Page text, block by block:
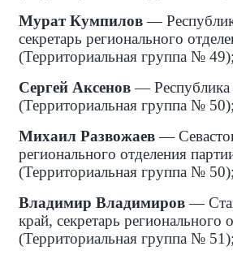
Мурат Кумпилов—
секретарь регионального
(Территориальная группа № 49);
Сергей Аксенов—
(Территориальная группа № 50);
Михаил Развожаев—
регионального отделения
(Территориальная группа № 50);
Владимир Владимиров—
край, секретарь регионального
(Территориальная группа № 51);